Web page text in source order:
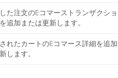
た注文のEコマーストランザクシ
追加または更新します。
れたカートのEコマース詳細を追
します。